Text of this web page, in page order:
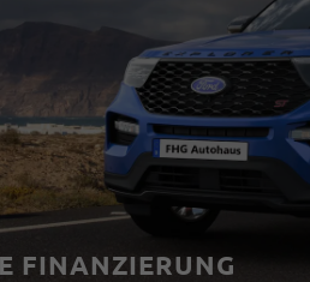
FINANZIERUNG